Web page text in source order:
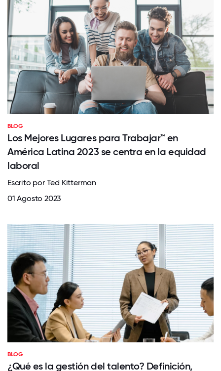
BLOG
Los Mejores Lugares para Trabajar™ en
América Latina 2023 se centra en la equidad
laboral
Escrito por Ted Kitterman
01 Agosto 2023
BLOG
¿Qué es la gestión del talento? Definición,